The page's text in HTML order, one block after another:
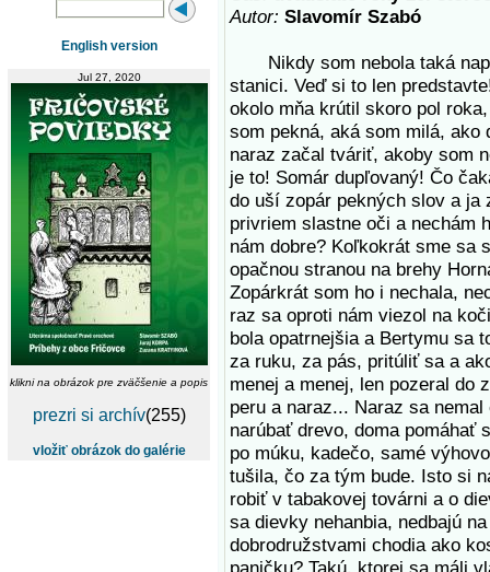
English version
Jul 27, 2020
klikni na obrázok pre zväčšenie a popis
prezri si archív(255)
vložiť obrázok do galérie
Autor: Slavomír Szabó
Nikdy som nebola taká
stanici. Veď si to len
okolo mňa krútil skoro pol
som pekná, aká som milá, ako
naraz začal tváriť, akoby som
je to! Somár dupľovaný! Čo
do uší zopár pekných slov a ja
privriem slastne oči a nechám
nám dobre? Koľkokrát sme sa
opačnou stranou na brehy
Zopárkrát som ho i nechala,
raz sa oproti nám viezol na
bola opatrnejšia a Bertymu sa
za ruku, za pás, pritúliť sa a
menej a menej, len pozeral do
peru a naraz... Naraz sa
narúbať drevo, doma pomáhať
po múku, kadečo, samé
tušila, čo za tým bude. Isto si
robiť v tabakovej továrni a o
sa dievky nehanbia, nedbajú
dobrodružstvami chodia ako
paničku? Takú, ktorej sa máli